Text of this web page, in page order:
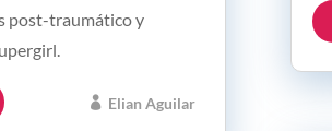
Elian Aguilar
post-traumático y